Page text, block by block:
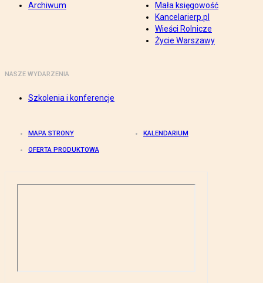
Archiwum
Mała księgowość
Kancelarierp.pl
Wieści Rolnicze
Życie Warszawy
NASZE WYDARZENIA
Szkolenia i konferencje
MAPA STRONY KALENDARIUM
OFERTA PRODUKTOWA